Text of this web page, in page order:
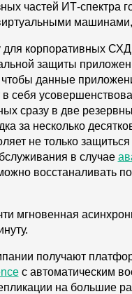
частей ИТ-спектра
корпоративных
защиты
данные
в себя
сразу в две
за несколько
не только
в случае
восстаналивать
мгновенная
получают
с автоматическим
на большие